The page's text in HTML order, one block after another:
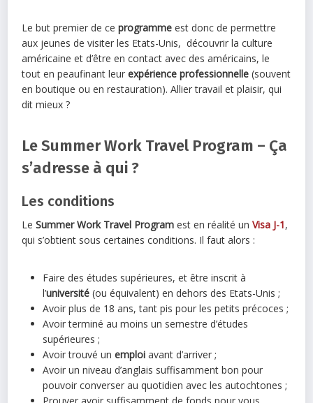
Le but premier de ceprogramme est donc de permettre
aux jeunes de visiter les Etats-Unis, découvrir la culture
américaine et d’être en contact avec des américains, le
tout en peaufinant leurexpérience professionnelle(souvent
en boutique ou en restauration). Allier travail et plaisir, qui
dit mieux ?
Le Summer Work Travel Program – Ça
s’adresse à qui ?
Les conditions
LeSummer Work Travel Program est en réalité unVisa J-1,
qui s’obtient sous certaines conditions. Il faut alors :
Faire des études supérieures, et être inscrit à
l’université (ou équivalent) en dehors des Etats-Unis ;
Avoir plus de 18 ans, tant pis pour les petits précoces ;
Avoir terminé au moins un semestre d’études
supérieures ;
Avoir trouvé unemploi avant d’arriver ;
Avoir un niveau d’anglais suffisamment bon pour
pouvoir converser au quotidien avec les autochtones ;